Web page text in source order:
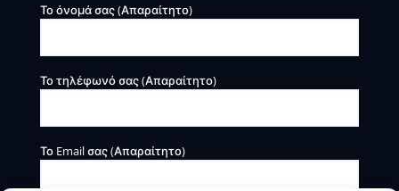
Το όνομά σας (Απαραίτητο)
Το τηλέφωνό σας (Απαραίτητο)
Το Email σας (Απαραίτητο)